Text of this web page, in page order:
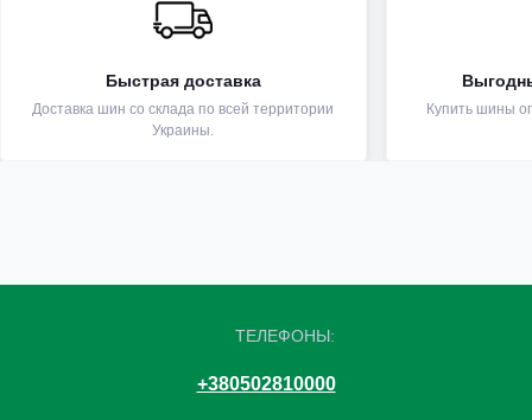
Быстрая доставка
Доставка шин со склада по всей территории
Украины.
Купить шины
ТЕЛЕФОНЫ:
+380502810000